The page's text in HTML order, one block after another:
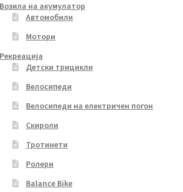
Возила на акумулатор
Автомобили
Мотори
Рекреација
Детски трицикли
Велосипеди
Велосипеди на електричен погон
Скироли
Тротинети
Ролери
Balance Bike